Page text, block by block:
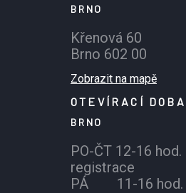
BRNO
Křenová 60
Brno 602 00
Zobrazit na mapě
OTEVÍRACÍ DOBA
BRNO
PO-ČT 12-16 hod.
registrace
PÁ 11-16 hod.